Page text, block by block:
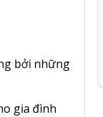
bởi những
gia đình